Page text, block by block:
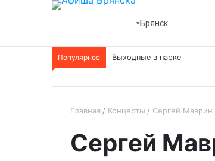
Брянск
Популярное Выходные в парке
Главная Концерты Сергей Маврин
Сергей